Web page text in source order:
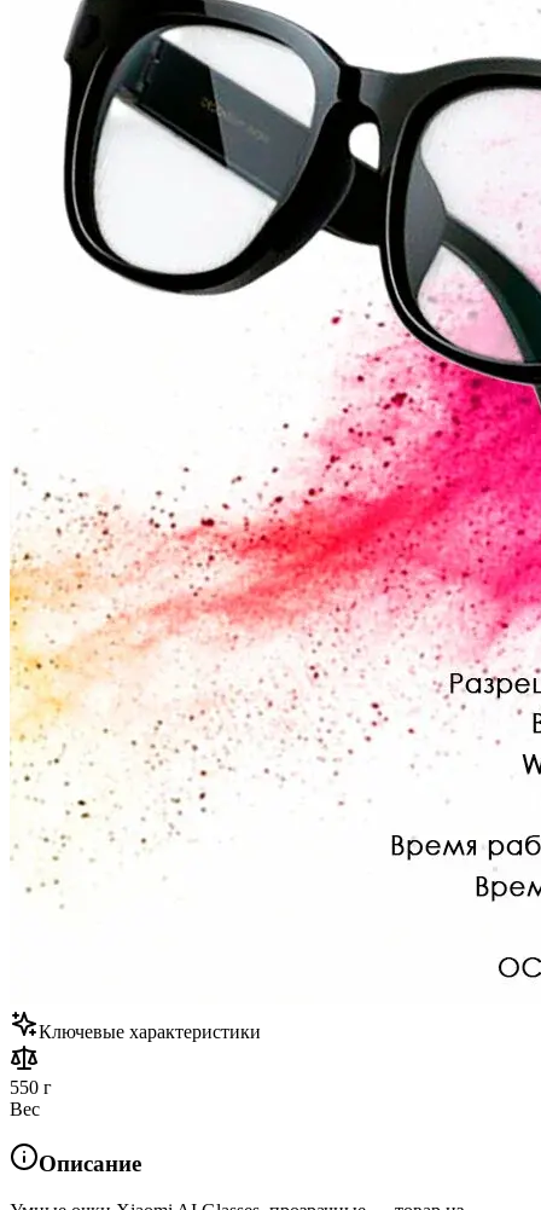
Ключевые характеристики
550 г
Вес
Описание